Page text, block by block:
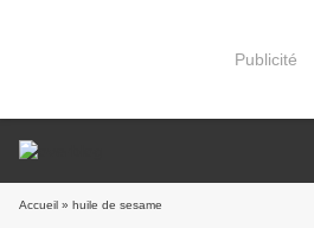
Publicité
Accueil » huile de sesame